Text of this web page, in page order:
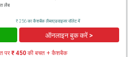
लैब
₹ 256 का कैशबैक लैब्सएडवाइजर वॉलेट में
ऑनलाइन बुक करें >
पर₹ 450की बचत + कैशबैक